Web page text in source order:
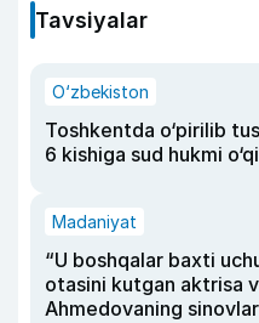
Tavsiyalar
O‘zbekiston
Toshkentda o‘pirilib
6 kishiga sud hukmi
Madaniyat
“U boshqalar baxti
otasini kutgan aktrisa
Ahmedovaning